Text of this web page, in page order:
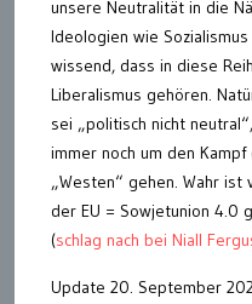
unsere Neutralität in die
Ideologien wie
wissend, dass in diese
Liberalismus gehören.
sei „politisch nicht
immer noch um den
„Westen“ gehen. Wahr
der EU = Sowjetunion 4.0
(schlag nach bei Niall
Update 20. September